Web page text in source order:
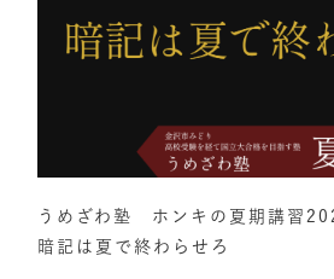
うめざわ塾 ホンキの夏期講習
暗記は夏で終わらせろ